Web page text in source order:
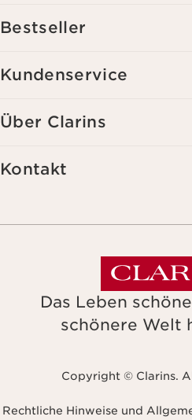
dein Nutzungsverhalten im
(z.B. das Öffnen und Lesen der E-
kannst du jederzeit mit Wirkung
Bestseller
Kundenservice
Über Clarins
Kontakt
Das Leben
schönere Welt
Copyright © Clarins.
Rechtliche Hinweise und